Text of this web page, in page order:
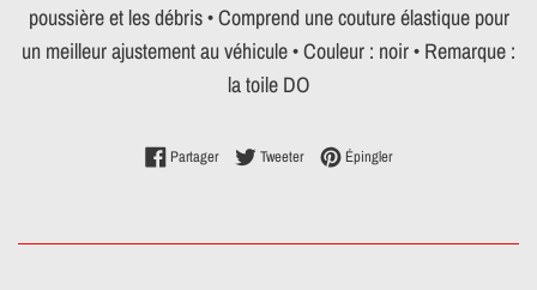
poussière et les débris • Comprend une couture élastique pour
un meilleur ajustement au véhicule • Couleur : noir • Remarque :
la toile DO
PartagerPartager sur Facebook
TweeterTweeter sur Twitter
ÉpinglerÉpingler sur Pinterest